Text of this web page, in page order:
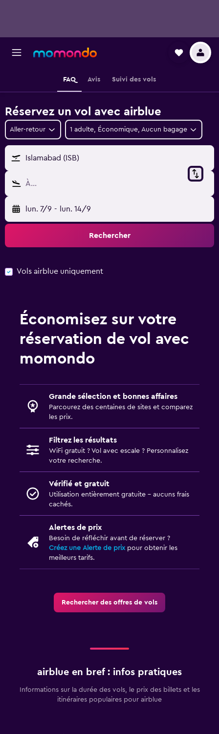
FAQ Avis Suivi des vols
Réservez un vol avec airblue
Aller-retour 1 adulte, Économique, Aucun bagage
Islamabad (ISB)
À…
lun. 7/9 - lun. 14/9
Rechercher
Vols airblue uniquement
Économisez sur votre
réservation de vol avec
momondo
Grande sélection et bonnes affaires
Parcourez des centaines de sites et comparez
les prix.
Filtrez les résultats
WiFi gratuit ? Vol avec escale ? Personnalisez
votre recherche.
Vérifié et gratuit
Utilisation entièrement gratuite - aucuns frais
cachés.
Alertes de prix
Besoin de réfléchir avant de réserver ?
Créez une Alerte de prix pour obtenir les
meilleurs tarifs.
Rechercher des offres de vols
airblue en bref : infos pratiques
Informations sur la durée des vols, le prix des billets et les
itinéraires populaires pour airblue